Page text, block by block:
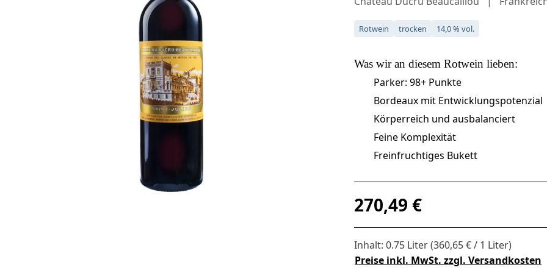
Rotwein trocken 14,0 % vol.
Was wir an diesem Rotwein lieben:
Parker: 98+ Punkte
Bordeaux mit Entwicklungspotenzial
Körperreich und ausbalanciert
Feine Komplexität
Freinfruchtiges Bukett
Regulärer Preis:
270,49 €
Inhalt: 0.75 Liter(360,65 € / 1 Liter)
Preise inkl. MwSt. zzgl. Versandkosten